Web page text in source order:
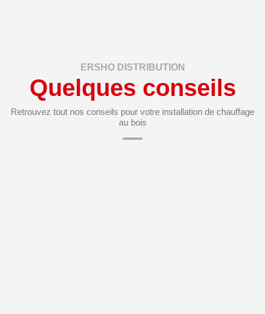
ERSHO DISTRIBUTION
Quelques conseils
Retrouvez tout nos conseils pour votre installation de chauffage
au bois